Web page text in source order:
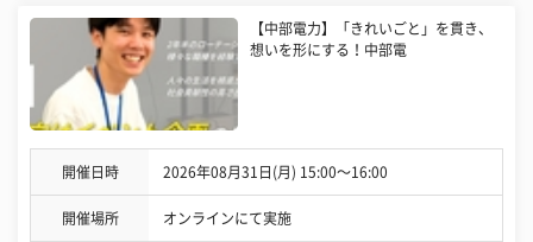
【中部電力】「きれいごと」を貫き、
想いを形にする！中部電
開催日時 2026年08月31日(月) 15:00〜16:00
開催場所 オンラインにて実施